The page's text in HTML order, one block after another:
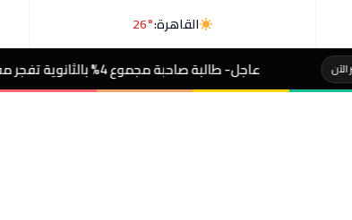
القاهرة:26°
تفجر مفاجأة بعد التظلم مصر الآن